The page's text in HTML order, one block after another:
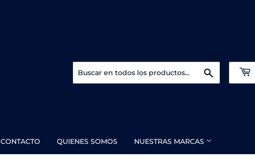
CONTACTO QUIENES SOMOS NUESTRAS MARCAS